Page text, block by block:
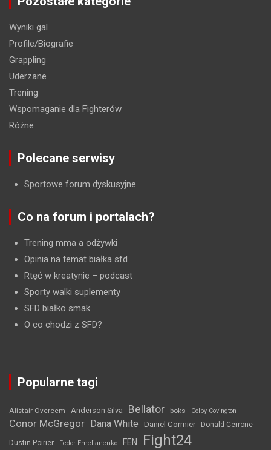
Wyniki gal
Profile/Biografie
Grappling
Uderzane
Trening
Wspomaganie dla Fighterów
Różne
Polecane serwisy
Sportowe forum dyskusyjne
Co na forum i portalach?
Trening mma a odżywki
Opinia na temat białka sfd
Rtęć w kreatynie – podcast
Sporty walki suplementy
SFD białko smak
O co chodzi z SFD?
Popularne tagi
Alistair Overeem Anderson Silva Bellator boks Colby Covington
Conor McGregor Dana White Daniel Cormier Donald Cerrone
Dustin Poirier Fedor Emelianenko FEN Fight24